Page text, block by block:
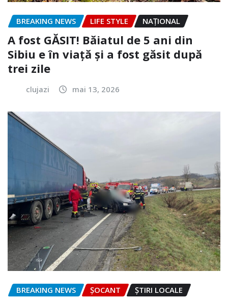
BREAKING NEWS LIFE STYLE NAŢIONAL
A fost GĂSIT! Băiatul de 5 ani din
Sibiu e în viață și a fost găsit după
trei zile
clujazi mai 13, 2026
BREAKING NEWS ȘOCANT ȘTIRI LOCALE